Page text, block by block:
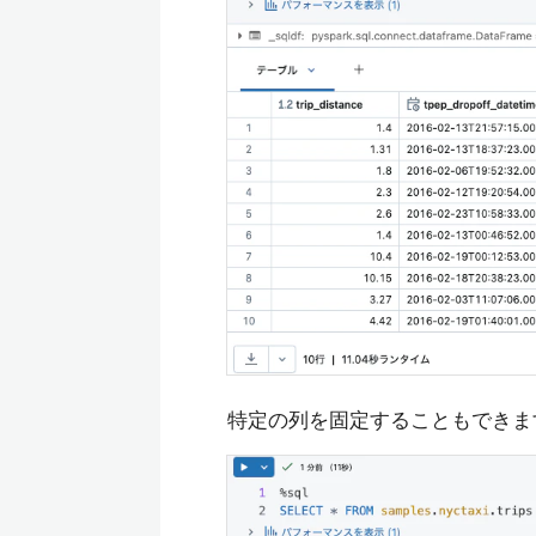
特定の列を固定することもでき